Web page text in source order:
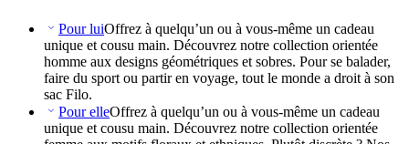
Pour luiOffrez à quelqu’un ou à vous-même un cadeau
unique et cousu main. Découvrez notre collection orientée
homme aux designs géométriques et sobres. Pour se balader,
faire du sport ou partir en voyage, tout le monde a droit à son
sac Filo.
Pour elleOffrez à quelqu’un ou à vous-même un cadeau
unique et cousu main. Découvrez notre collection orientée